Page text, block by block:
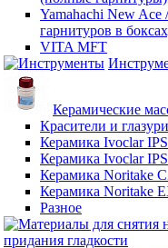
Yamahachi New
гарнитуров в
VITA MFT
Керамические
Красители и
Керамика Ivoclar
Керамика Ivoclar
Керамика Noritake
Керамика Noritake
Разное